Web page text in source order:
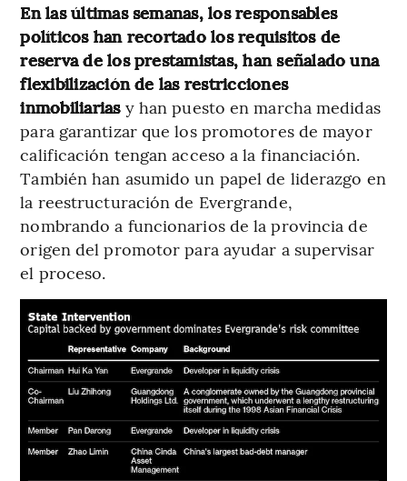
En las últimas semanas, los responsables
políticos han recortado los requisitos de
reserva de los prestamistas, han señalado una
flexibilización de las restricciones
inmobiliarias y han puesto en marcha medidas
para garantizar que los promotores de mayor
calificación tengan acceso a la financiación.
También han asumido un papel de liderazgo en
la reestructuración de Evergrande,
nombrando a funcionarios de la provincia de
origen del promotor para ayudar a supervisar
el proceso.